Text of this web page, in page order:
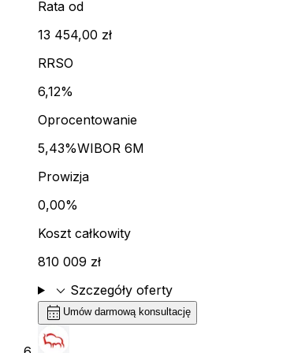
Rata od
13 454,00 zł
RRSO
6,12%
Oprocentowanie
5,43%WIBOR 6M
Prowizja
0,00%
Koszt całkowity
810 009 zł
expand_more Szczegóły oferty
calendar_month Umów darmową konsultację